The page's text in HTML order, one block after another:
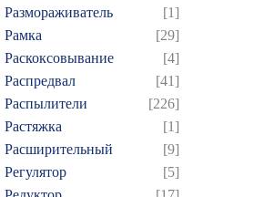
Размораживатель
[1]
Рамка
[29]
Раскоксовывание
[4]
Распредвал
[41]
Распылители
[226]
Растяжка
[1]
Расширительный
[9]
Регулятор
[5]